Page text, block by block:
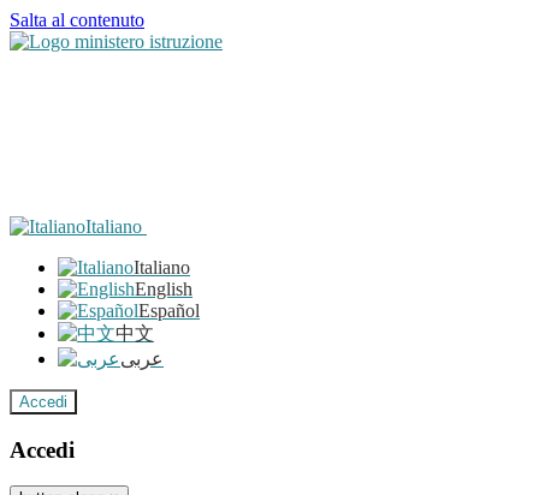
Salta al contenuto
Italiano
Italiano
English
Español
中文
عربى
Accedi
Accedi